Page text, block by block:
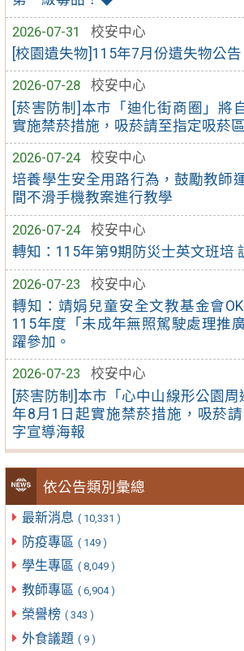
2026-07-31
校安中心
[校園遺失物]115年7月份遺失物公告
2026-07-28
校安中心
[菸害防制]本市「迪化街商圈」將
實施禁菸措施，吸菸請至指定吸菸
2026-07-24
校安中心
培養學生安全用路行為，鼓勵教師
間不滑手機教案進行教學
2026-07-24
校安中心
轉知：115年第9期防災士英文班培
2026-07-23
校安中心
轉知：靖娟兒童安全文教基金會
115年度「未成年無照駕駛處理推
躍參加。
2026-07-23
校安中心
[菸害防制]本市「心中山線形公園
年8月1日起實施禁菸措施，吸菸
字宣導海報
依公告類別彙總
最新消息 ( 10,331 )
防疫專區 ( 149 )
學生專區 ( 8,049 )
教師專區 ( 6,904 )
榮譽榜 ( 343 )
外食議題 ( 9 )